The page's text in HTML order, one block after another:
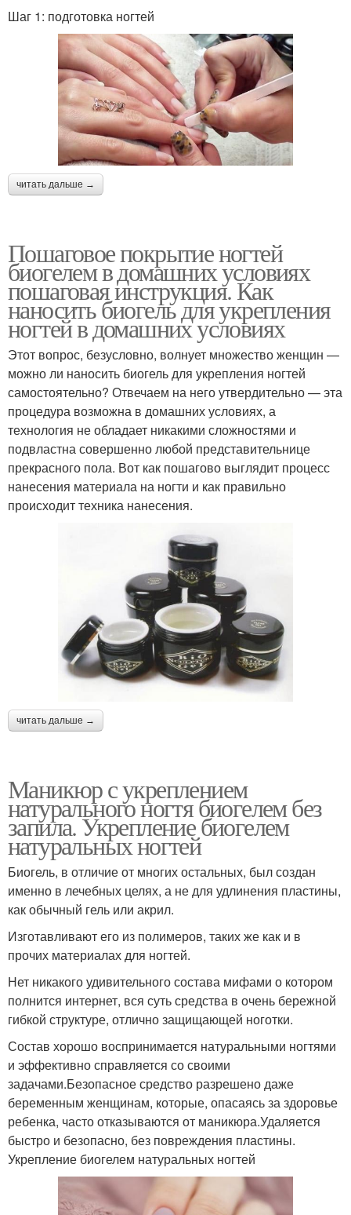
Шаг 1: подготовка ногтей
читать дальше →
Пошаговое покрытие ногтей
биогелем в домашних условиях
пошаговая инструкция. Как
наносить биогель для укрепления
ногтей в домашних условиях
Этот вопрос, безусловно, волнует множество женщин —
можно ли наносить биогель для укрепления ногтей
самостоятельно? Отвечаем на него утвердительно — эта
процедура возможна в домашних условиях, а
технология не обладает никакими сложностями и
подвластна совершенно любой представительнице
прекрасного пола. Вот как пошагово выглядит процесс
нанесения материала на ногти и как правильно
происходит техника нанесения.
читать дальше →
Маникюр с укреплением
натурального ногтя биогелем без
запила. Укрепление биогелем
натуральных ногтей
Биогель, в отличие от многих остальных, был создан
именно в лечебных целях, а не для удлинения пластины,
как обычный гель или акрил.
Изготавливают его из полимеров, таких же как и в
прочих материалах для ногтей.
Нет никакого удивительного состава мифами о котором
полнится интернет, вся суть средства в очень бережной
гибкой структуре, отлично защищающей ноготки.
Состав хорошо воспринимается натуральными ногтями
и эффективно справляется со своими
задачами.Безопасное средство разрешено даже
беременным женщинам, которые, опасаясь за здоровье
ребенка, часто отказываются от маникюра.Удаляется
быстро и безопасно, без повреждения пластины.
Укрепление биогелем натуральных ногтей